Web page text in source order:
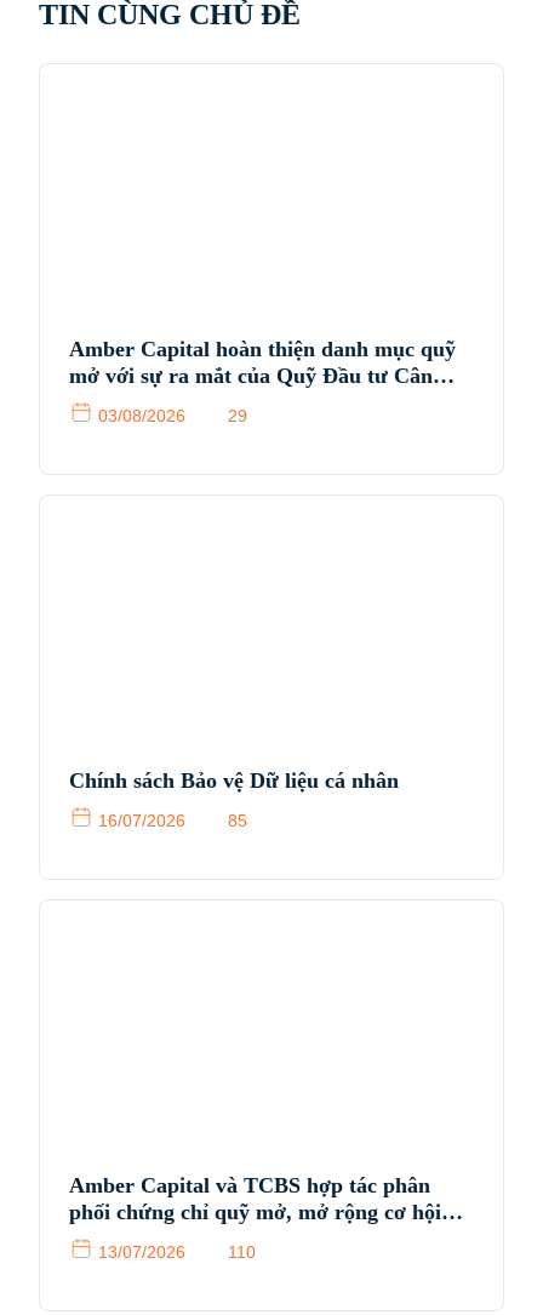
TIN CÙNG CHỦ ĐỀ
Amber Capital hoàn thiện danh mục quỹ
mở với sự ra mắt của Quỹ Đầu tư Cân
bằng Amber (ABIF)
03/08/2026 29
Chính sách Bảo vệ Dữ liệu cá nhân
16/07/2026 85
Amber Capital và TCBS hợp tác phân
phối chứng chỉ quỹ mở, mở rộng cơ hội
tiếp cận sản phẩm đầu tư chuyên nghiệp
cho nhà đầu tư Việt Nam
13/07/2026 110